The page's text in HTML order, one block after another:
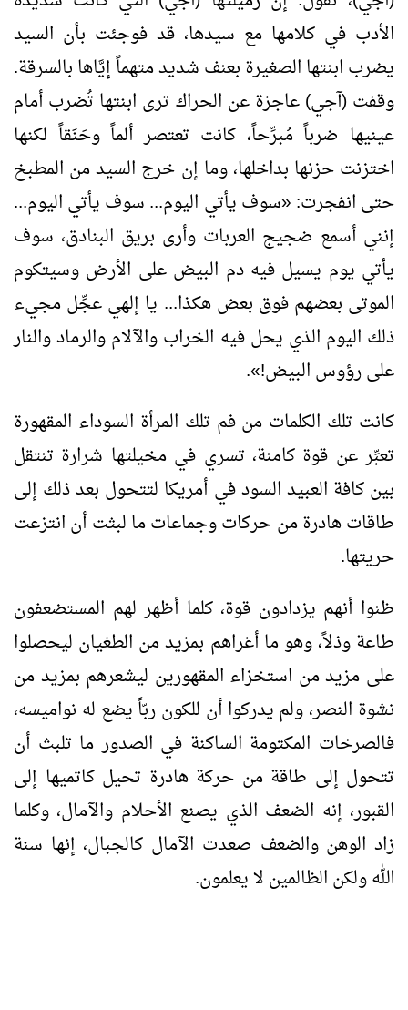
الأدب في كلامها مع سيدها، قد فوجئت بأن السيد
يضرب ابنتها الصغيرة بعنف شديد متهماً إيَّاها بالسرقة.
وقفت (آجي) عاجزة عن الحراك ترى ابنتها تُضرب أمام
عينيها ضرباً مُبرِّحاً، كانت تعتصر ألماً وحَنَقاً لكنها
اختزنت حزنها بداخلها، وما إن خرج السيد من المطبخ
حتى انفجرت:«سوف يأتي اليوم... سوف يأتي اليوم...
إنني أسمع ضجيج العربات وأرى بريق البنادق، سوف
يأتي يوم يسيل فيه دم البيض على الأرض وسيتكوم
الموتى بعضهم فوق بعض هكذا... يا إلهي عجِّل مجيء
ذلك اليوم الذي يحل فيه الخراب والآلام والرماد والنار
على رؤوس البيض!»
.
كانت تلك الكلمات من فم تلك المرأة السوداء المقهورة
تعبِّر عن قوة كامنة، تسري في مخيلتها شرارة تنتقل
بين كافة العبيد السود في أمريكا لتتحول بعد ذلك إلى
طاقات هادرة من حركات وجماعات ما لبثت أن انتزعت
حريتها.
ظنوا أنهم يزدادون قوة، كلما أظهر لهم المستضعفون
طاعة وذلاً، وهو ما أغراهم بمزيد من الطغيان ليحصلوا
على مزيد من استخزاء المقهورين ليشعرهم بمزيد من
نشوة النصر، ولم يدركوا أن للكون ربّاً يضع له نواميسه،
فالصرخات المكتومة الساكنة في الصدور ما تلبث أن
تتحول إلى طاقة من حركة هادرة تحيل كاتميها إلى
القبور، إنه الضعف الذي يصنع الأحلام والآمال، وكلما
زاد الوهن والضعف صعدت الآمال كالجبال، إنها سنة
الله ولكن الظالمين لا يعلمون.